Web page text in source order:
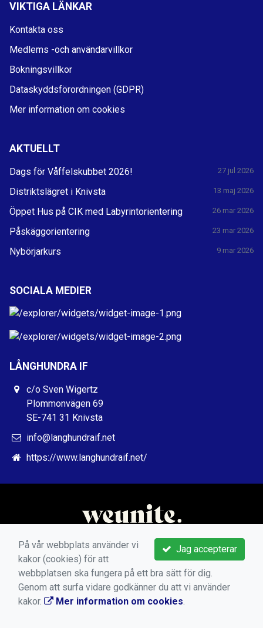
VIKTIGA LÄNKAR
Kontakta oss
Medlems -och användarvillkor
Bokningsvillkor
Dataskyddsförordningen (GDPR)
Mer information om cookies
AKTUELLT
Dags för Våffelskubbet 2026! 27 jul 2026
Distriktslägret i Knivsta 13 maj 2026
Öppet Hus på CIK med Labyrintorientering 26 mar 2026
Påskäggorientering 23 mar 2026
Nybörjarkurs 9 mar 2026
SOCIALA MEDIER
LÅNGHUNDRA IF
c/o Sven Wigertz
Plommonvägen 69
SE-741 31 Knivsta
info@langhundraif.net
https://www.langhundraif.net/
Jag accepterar
På vår webbplats använder vi
kakor (cookies) för att
webbplatsen ska fungera på ett bra sätt för dig.
Genom att surfa vidare godkänner du att vi använder
kakor.
Mer information om cookies.